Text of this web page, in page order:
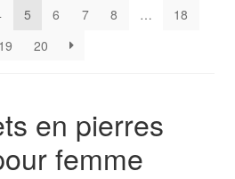
5 6 7 8 …
18
19
20
en pierres
femme